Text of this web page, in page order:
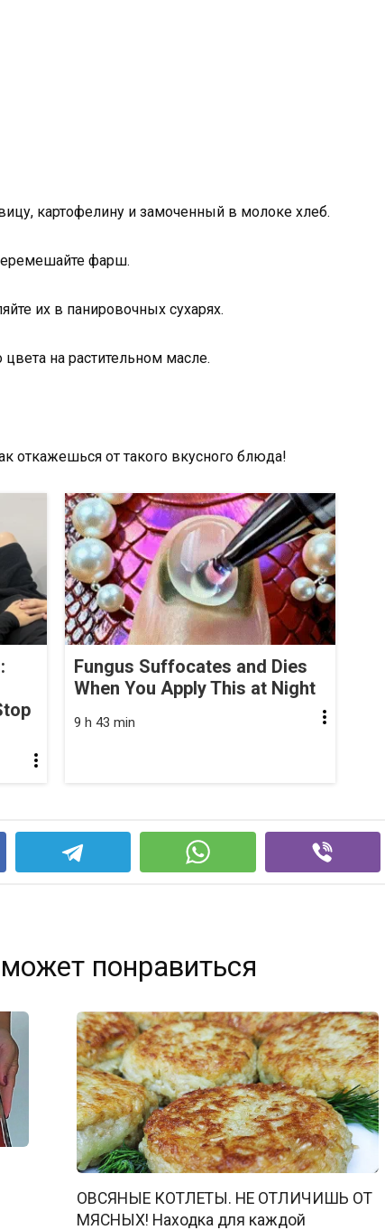
картофелину и замоченный в молоке хлеб.
фарш.
их в панировочных сухарях.
на растительном масле.
Fungus Suffocates and Dies
When You Apply This at Night
9 h 43 min
понравиться
ОВСЯНЫЕ КОТЛЕТЫ. НЕ ОТЛИЧИШЬ ОТ
МЯСНЫХ! Находка для каждой